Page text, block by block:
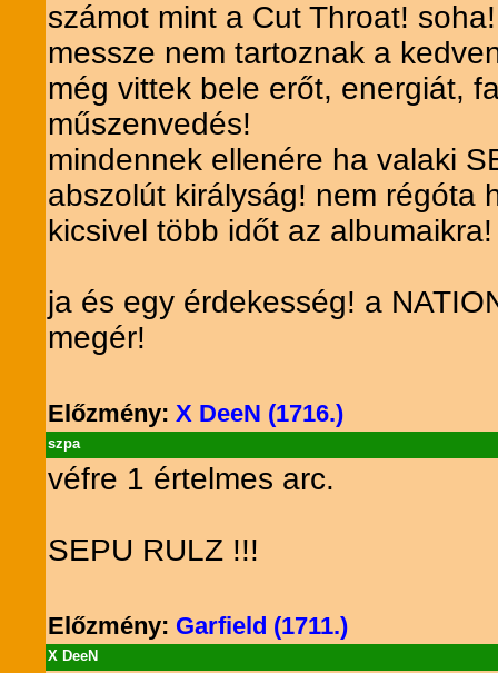
számot mint a Cut Throat!
messze nem tartoznak a
még vittek bele erőt, energiát,
műszenvedés!
mindennek ellenére ha valaki
abszolút királyság! nem régóta
kicsivel több időt az albumaikra!
ja és egy érdekesség! a
megér!
Előzmény:X DeeN (1716.)
szpa
véfre 1 értelmes arc.
SEPU RULZ !!!
Előzmény: Garfield (1711.)
X DeeN